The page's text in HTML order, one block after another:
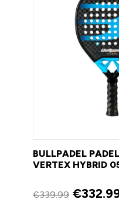
BULLPADEL
VERTEX HYBRID
€339.99 €